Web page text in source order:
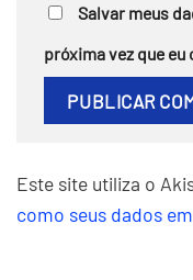
Salvar meus
próxima vez que eu
Este site utiliza o
como seus dados